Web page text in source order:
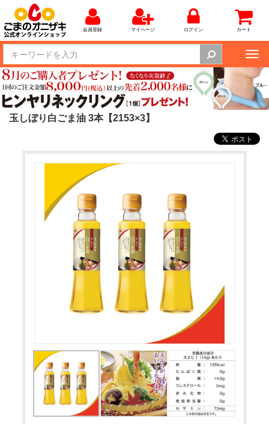
会員登録 マイページ ログイン カート
玉しぼり白ごま油 3本【2153×3】